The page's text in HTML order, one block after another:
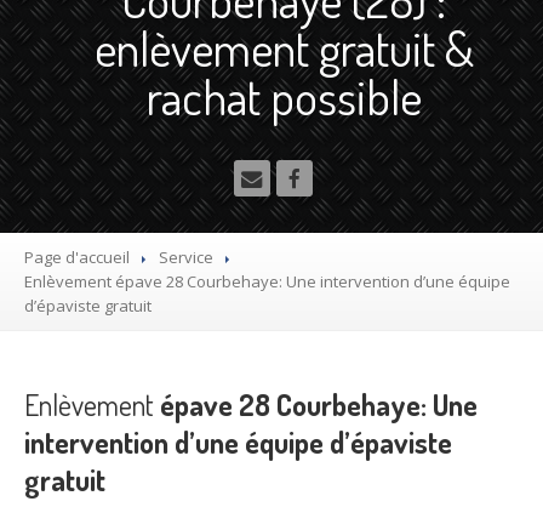
Quoi ?
Scooteret Moto
Camion et Poids Lourd
Utilitaire
Démolisseuragrée VHU gratuit
Mettre à la casse sa voiture
Dépollution
Destructionde voiture agréé
EpavisteGratuit
Rachat
enlèvement gratuit &
rachat possible
Page d'accueil
Service
Enlèvement épave 28 Courbehaye: Une intervention d’une équipe
d’épaviste gratuit
Enlèvement épave 28 Courbehaye: Une
intervention d’une équipe d’épaviste
gratuit